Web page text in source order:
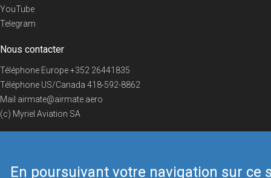
En poursuivant votre navigation sur ce
YouTube
Telegram
Nous contacter
Téléphone Europe+352 26441835
Téléphone US/Canada 418-592-8862
Mail airmate@airmate.aero
(c) Myriel Aviation SA
© 2019 Airmate -Conditions d'utilisation-Vie privée Back to top